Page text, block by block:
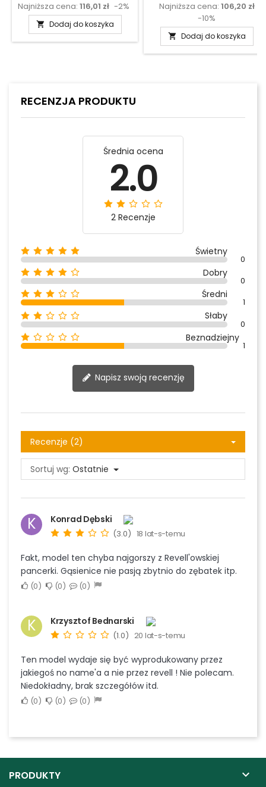
podstawowa
Najniższa cena: 116,01 zł -2%
 Dodaj do koszyka
Najniższa cena: 106,20 zł
-10%
 Dodaj do koszyka
RECENZJA PRODUKTU
Średnia ocena
2.0
2 Recenzje
Świetny
0
Dobry
0
Średni
1
Słaby
0
Beznadziejny
1
Napisz swoją recenzję
Recenzje (2)
Sortuj wg: Ostatnie
K Konrad Dębski
(3.0) 18 lat-s-temu
Fakt, model ten chyba najgorszy z Revell'owskiej
pancerki. Gąsienice nie pasją zbytnio do zębatek itp.
0 0 0
K Krzysztof Bednarski
(1.0) 20 lat-s-temu
Ten model wydaje się być wyprodukowany przez
jakiegoś no name'a a nie przez revell ! Nie polecam.
Niedokładny, brak szczegółów itd.
0 0 0
PRODUKTY 